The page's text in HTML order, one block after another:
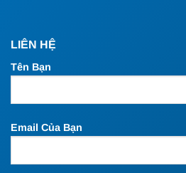
LIÊN HỆ
Tên Bạn
Email Của Bạn